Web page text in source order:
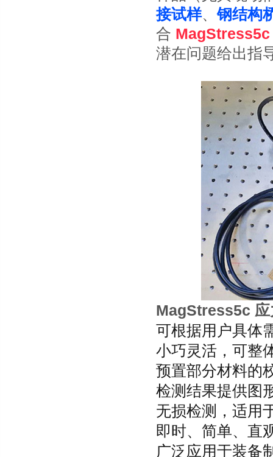
接试样、钢结构
合 MagStress5c
潜在问题给出指
MagStress5c
可根据用户具体
小巧灵活，可整
预置部分材料的
检测结果提供图
无损检测，适用
即时、简单、直
广泛应用于装备